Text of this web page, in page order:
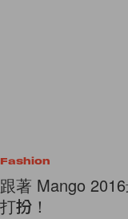
Fashion
跟著 Mango
打扮！